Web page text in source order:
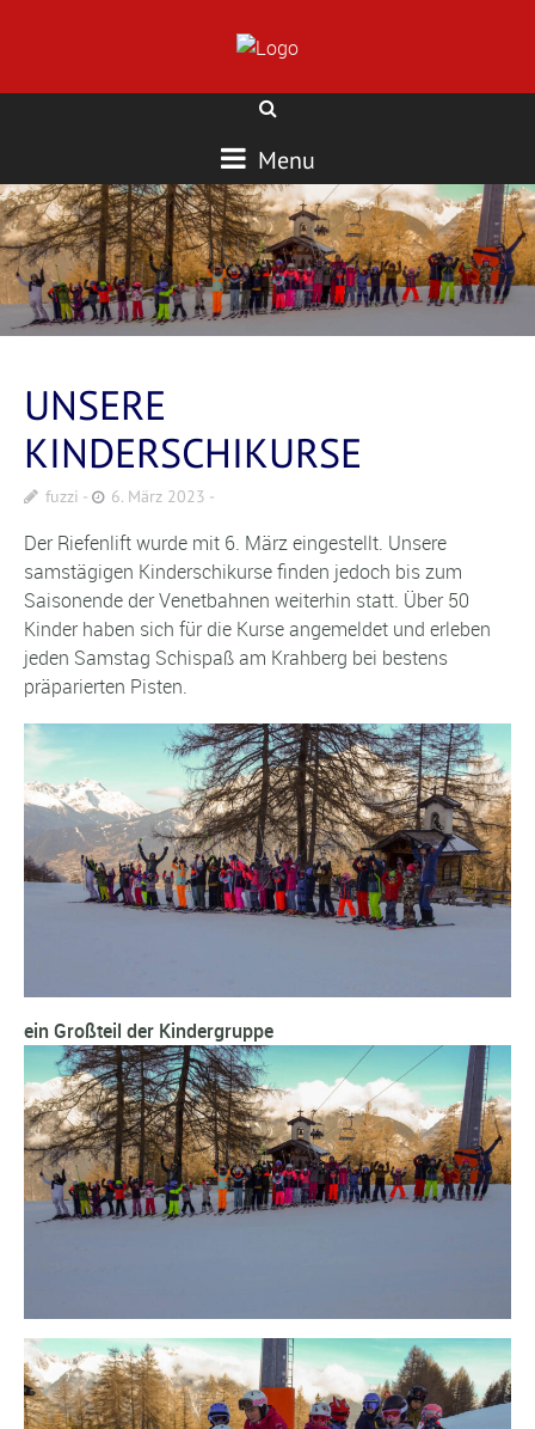
Menu
UNSERE
KINDERSCHIKURSE
fuzzi 6. März 2023
Der Riefenlift wurde mit 6. März eingestellt. Unsere
samstägigen Kinderschikurse finden jedoch bis zum
Saisonende der Venetbahnen weiterhin statt. Über 50
Kinder haben sich für die Kurse angemeldet und erleben
jeden Samstag Schispaß am Krahberg bei bestens
präparierten Pisten.
ein Großteil der Kindergruppe